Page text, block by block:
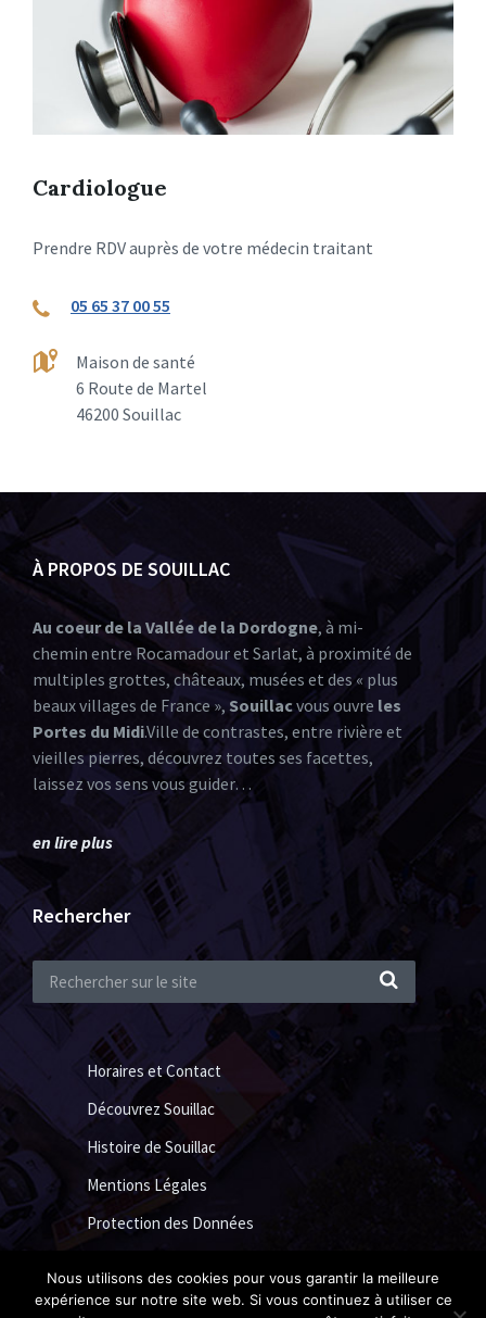
Cardiologue
Prendre RDV auprès de votre médecin traitant
05 65 37 00 55
Maison de santé
6 Route de Martel
46200 Souillac
À PROPOS DE SOUILLAC
Au coeur de la Vallée de la Dordogne, à mi-
chemin entre Rocamadour et Sarlat, à proximité de
multiples grottes, châteaux, musées et des « plus
beaux villages de France », Souillacvous ouvre les
Portes du Midi.Ville de contrastes, entre rivière et
vieilles pierres, découvrez toutes ses facettes,
laissez vos sens vous guider…
en lire plus
Rechercher
Horaires et Contact
Découvrez Souillac
Histoire de Souillac
Mentions Légales
Protection des Données
Ville de Souillac 2018 ©Acide Design
Nous utilisons des cookies pour vous garantir la meilleure
expérience sur notre site web. Si vous continuez à utiliser ce